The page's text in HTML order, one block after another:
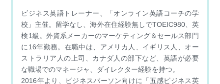
ビジネス英語トレーナー、「オンライン英語コーチの学
校」主催。留学なし、海外在住経験無しでTOEIC980、英
検1級。外資系メーカーのマーケティング＆セールス部門
に16年勤務。在職中は、アメリカ人、イギリス人、オー
ストラリア人の上司、カナダ人の部下など、英語が必要
な職場でのマネージャ、ダイレクター経験を持つ。
2016年より、ビジネスパーソン向けに「五感ビジネス英